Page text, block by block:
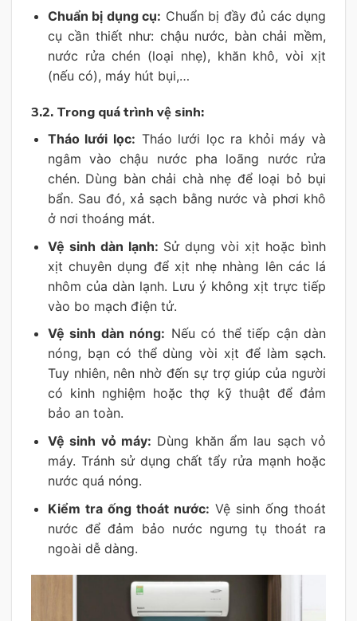
Chuẩn bị dụng cụ: Chuẩn bị đầy đủ các dụng
cụ cần thiết như: chậu nước, bàn chải mềm,
nước rửa chén (loại nhẹ), khăn khô, vòi xịt
(nếu có), máy hút bụi,…
3.2. Trong quá trình vệ sinh:
Tháo lưới lọc: Tháo lưới lọc ra khỏi máy và
ngâm vào chậu nước pha loãng nước rửa
chén. Dùng bàn chải chà nhẹ để loại bỏ bụi
bẩn. Sau đó, xả sạch bằng nước và phơi khô
ở nơi thoáng mát.
Vệ sinh dàn lạnh: Sử dụng vòi xịt hoặc bình
xịt chuyên dụng để xịt nhẹ nhàng lên các lá
nhôm của dàn lạnh. Lưu ý không xịt trực tiếp
vào bo mạch điện tử.
Vệ sinh dàn nóng: Nếu có thể tiếp cận dàn
nóng, bạn có thể dùng vòi xịt để làm sạch.
Tuy nhiên, nên nhờ đến sự trợ giúp của người
có kinh nghiệm hoặc thợ kỹ thuật để đảm
bảo an toàn.
Vệ sinh vỏ máy: Dùng khăn ẩm lau sạch vỏ
máy. Tránh sử dụng chất tẩy rửa mạnh hoặc
nước quá nóng.
Kiểm tra ống thoát nước: Vệ sinh ống thoát
nước để đảm bảo nước ngưng tụ thoát ra
ngoài dễ dàng.